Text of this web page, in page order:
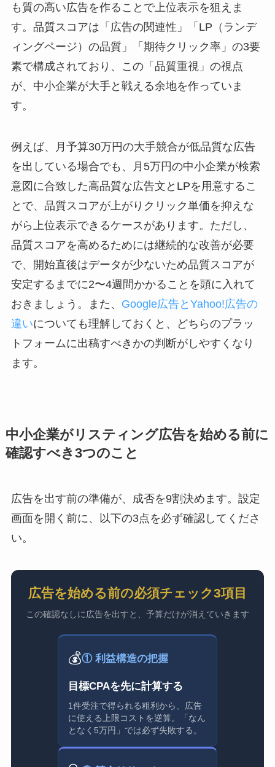
も質の高い広告を作ることで上位表示を狙えま
す。品質スコアは「広告の関連性」「LP（ランデ
ィングページ）の品質」「期待クリック率」の3要
素で構成されており、この「品質重視」の視点
が、中小企業が大手と戦える余地を作っていま
す。
例えば、月予算30万円の大手競合が低品質な広告
を出している場合でも、月5万円の中小企業が検索
意図に合致した高品質な広告文とLPを用意するこ
とで、品質スコアが上がりクリック単価を抑えな
がら上位表示できるケースがあります。ただし、
品質スコアを高めるためには継続的な改善が必要
で、開始直後はデータが少ないため品質スコアが
安定するまでに2〜4週間かかることを頭に入れて
おきましょう。また、 Google広告とYahoo!広告の
違いについても理解しておくと、どちらのプラッ
トフォームに出稿すべきかの判断がしやすくなり
ます。
中小企業がリスティング広告を始める前に
確認すべき3つのこと
広告を出す前の準備が、成否を9割決めます。設定
画面を開く前に、以下の3点を必ず確認してくださ
い。
広告を始める前の必須チェック3項目
この確認なしに広告を出すと、予算だけが消えていきます
💰① 利益構造の把握
目標CPAを先に計算する
1件受注で得られる粗利から、広告
に使える上限コストを逆算。「なん
となく5万円」では必ず失敗する。